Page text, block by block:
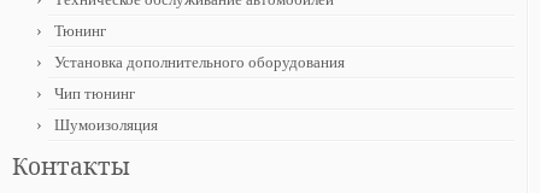
Тюнинг
Установка дополнительного оборудования
Чип тюнинг
Шумоизоляция
Контакты